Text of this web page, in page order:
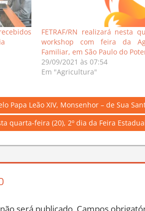
FETRAF/RN realizará nesta
workshop com feira da
Familiar, em São Paulo do
29/09/2021 às 07:54
Em "Agricultura"
Papa Leão XIV, Monsenhor – de Sua
quarta-feira (20), 2º dia da Feira